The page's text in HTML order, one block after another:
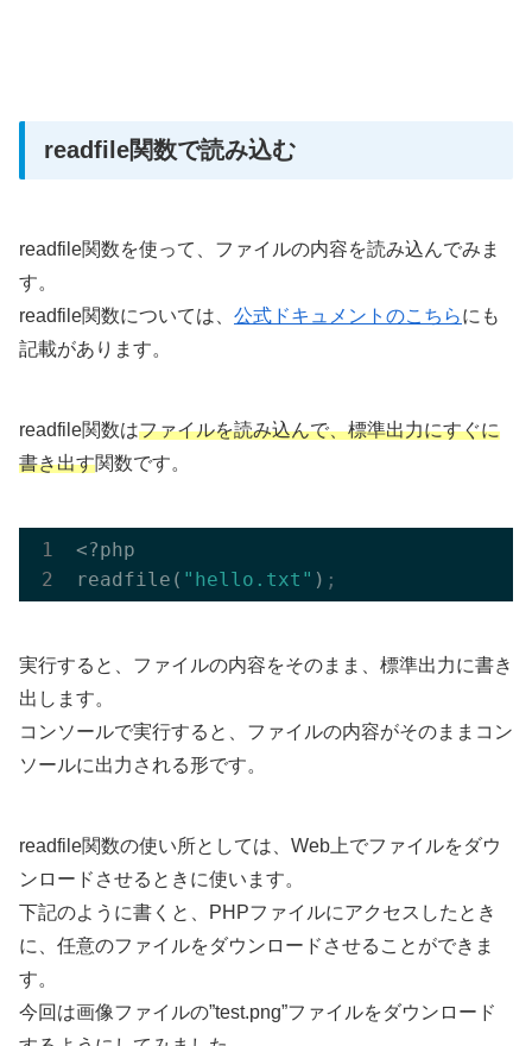
readfile関数で読み込む
readfile関数を使って、ファイルの内容を読み込んでみま
す。
readfile関数については、 公式ドキュメントのこちらにも
記載があります。
readfile関数はファイルを読み込んで、標準出力にすぐに
書き出す関数です。
<?php
readfile( "hello.txt" ) ;
実行すると、ファイルの内容をそのまま、標準出力に書き
出します。
コンソールで実行すると、ファイルの内容がそのままコン
ソールに出力される形です。
readfile関数の使い所としては、Web上でファイルをダウ
ンロードさせるときに使います。
下記のように書くと、PHPファイルにアクセスしたとき
に、任意のファイルをダウンロードさせることができま
す。
今回は画像ファイルの”test.png”ファイルをダウンロード